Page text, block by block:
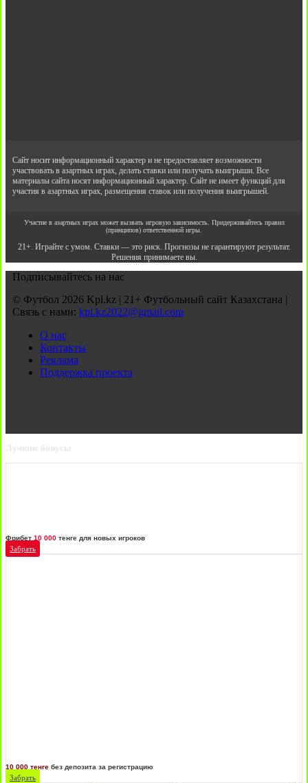
Сайт носит информационный характер и не предоставляет возможности
участвовать в азартных играх, делать ставки или получать выигрыши. Все
материалы сайта носят информационный характер. Сайт не имеет функций для
участия в азартных играх, размещения ставок или получения выигрышей.
Участие в азартных играх может вызвать игровую зависимость. Придерживайтесь правил
(принципов) ответственной игры.
21+. Играйте с умом. Ставки — это риск. Прогнозы не гарантируют результат.
Решения принимаете вы.
Подписывайтесь на нас
© Футбол 2026 Kpl.kz | 21+ Футбольный сайт Казахстана |
Связь с нами: kpl.kz2022@gmail.com
О нас
Контакты
Реклама
Поддержка проекта
Лучшие бонусы
Фрибет 10 000 тенге для новых игроков
Забрать
10 000 тенге без депозита за регистрацию
Забрать